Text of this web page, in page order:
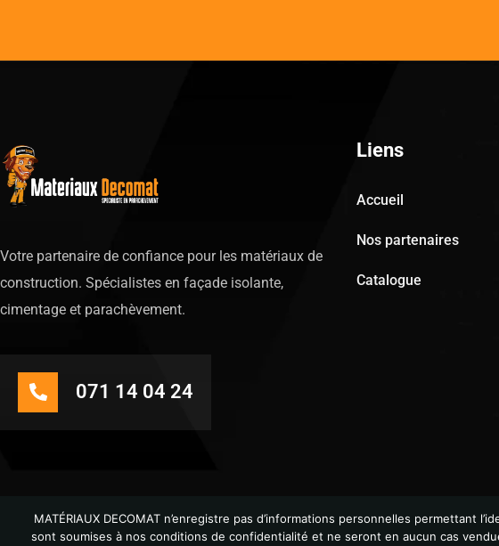
Votre partenaire de confiance pour les matériaux de
construction. Spécialistes en façade isolante,
cimentage et parachèvement.
071 14 04 24
Liens
Accueil
Nos partenaires
Catalogue
MATÉRIAUX DECOMAT n’enregistre pas d’informations personnelles
sont soumises à nos conditions de confidentialité et ne seront en aucun cas